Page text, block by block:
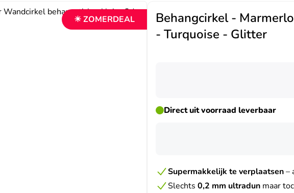
☀ ZOMERDEAL
Behangcirkel -
- Turquoise - Glitter
Direct uit voorraad leverbaar
Supermakkelijk te verplaatsen–
Slechts 0,2 mm ultradunmaar